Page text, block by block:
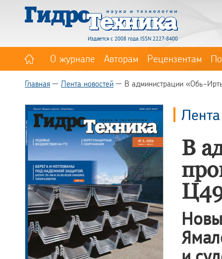
Издается с 2008 года. ISSN 2227-8400
О журнале Авторам Рецензентам
Главная Лента новостей В администрации «Обь-
В